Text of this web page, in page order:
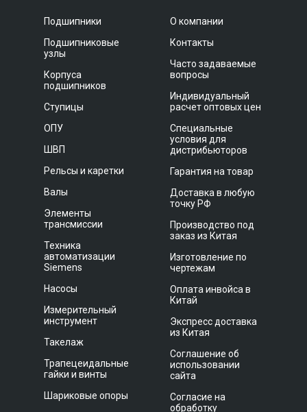
Подшипники
Подшипниковые
узлы
Корпуса
подшипников
Ступицы
ОПУ
ШВП
Рельсы и каретки
Валы
Элементы
трансмиссии
Техника
автоматизации
Siemens
Насосы
Измерительный
инструмент
Такелаж
Трапецеидальные
гайки и винты
Шариковые опоры
О компании
Контакты
Часто задаваемые
вопросы
Индивидуальный
расчет оптовых цен
Специальные
условия для
дистрибьюторов
Гарантия на товар
Доставка в любую
точку РФ
Производство под
заказ из Китая
Изготовление по
чертежам
Оплата инвойса в
Китай
Экспресс доставка
из Китая
Соглашение об
использовании
сайта
Согласие на
обработку